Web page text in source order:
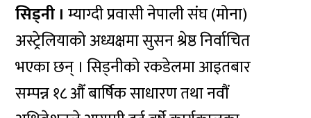
सिड्नी । म्याग्दी प्रवासी नेपाली संघ (मोना)
अस्ट्रेलियाको अध्यक्षमा सुसन श्रेष्ठ निर्वाचित
भएका छन् । सिड्नीको रकडेलमा आइतबार
सम्पन्न १८ औँ बार्षिक साधारण तथा नवौं